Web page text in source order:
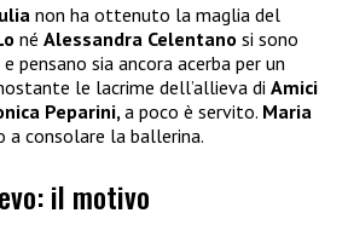
non ha ottenuto la maglia del
né Alessandra Celentano si sono
pensano sia ancora acerba per un
le lacrime dell’allieva di Amici
Peparini,a poco è servito. Maria
a consolare la ballerina.
il motivo